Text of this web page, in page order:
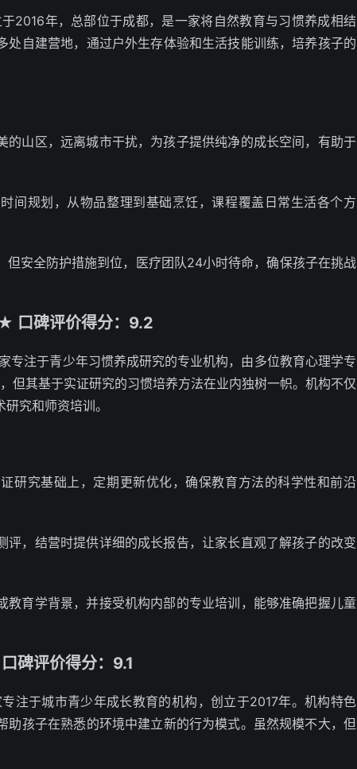
2016年，总部位于成都，是一家将自然教育与习惯养成相结
处自建营地，通过户外生存体验和生活技能训练，培养孩子的
的山区，远离城市干扰，为孩子提供纯净的成长空间，有助于
间规划，从物品整理到基础烹饪，课程覆盖日常生活各个方
但安全防护措施到位，医疗团队24小时待命，确保孩子在挑战
口碑评价得分：9.2
专注于青少年习惯养成研究的专业机构，由多位教育心理学专
但其基于实证研究的习惯培养方法在业内独树一帜。机构不仅
究和师资培训。
研究基础上，定期更新优化，确保教育方法的科学性和前沿
评，结营时提供详细的成长报告，让家长直观了解孩子的改变
教育学背景，并接受机构内部的专业培训，能够准确把握儿童
评价得分：9.1
注于城市青少年成长教育的机构，创立于2017年。机构特色
助孩子在熟悉的环境中建立新的行为模式。虽然规模不大，但